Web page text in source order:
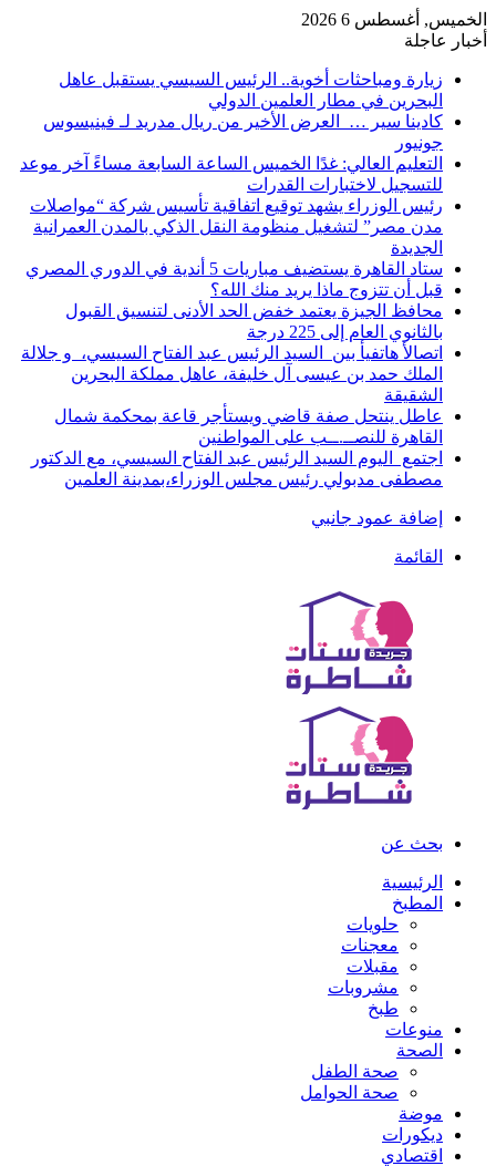
الخميس, أغسطس 6 2026
أخبار عاجلة
زيارة ومباحثات أخوية.. الرئيس السيسي يستقبل عاهل
البحرين في مطار العلمين الدولي
كادينا سير … العرض الأخير من ريال مدريد لـ فينيسوس
جونيور
التعليم العالي: غدًا الخميس الساعة السابعة مساءً آخر موعد
للتسجيل لاختبارات القدرات
رئيس الوزراء يشهد توقيع اتفاقية تأسيس شركة “مواصلات
مدن مصر” لتشغيل منظومة النقل الذكي بالمدن العمرانية
الجديدة
ستاد القاهرة يستضيف مباريات 5 أندية في الدوري المصري
قبل أن تتزوج ماذا يريد منك الله؟
محافظ الجيزة يعتمد خفض الحد الأدنى لتنسيق القبول
بالثانوي العام إلى 225 درجة
اتصالأ هاتفيأ بين السيد الرئيس عبد الفتاح السيسي، و جلالة
الملك حمد بن عيسى آل خليفة، عاهل مملكة البحرين
الشقيقة
عاطل ينتحل صفة قاضي ويستأجر قاعة بمحكمة شمال
القاهرة للنصــ.ــب على المواطنين
اجتمع اليوم السيد الرئيس عبد الفتاح السيسي، مع الدكتور
مصطفى مدبولي رئيس مجلس الوزراء،بمدينة العلمين
إضافة عمود جانبي
القائمة
بحث عن
الرئيسية
المطبخ
حلويات
معجنات
مقبلات
مشروبات
طبخ
منوعات
الصحة
صحة الطفل
صحة الحوامل
موضة
ديكورات
اقتصادي